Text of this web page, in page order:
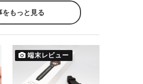
をもっと見る
端末レビュー